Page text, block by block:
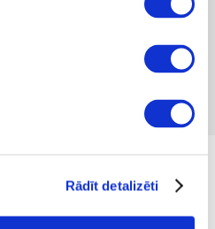
Rādīt detalizēti
Pievienot vēlmju sarakstam